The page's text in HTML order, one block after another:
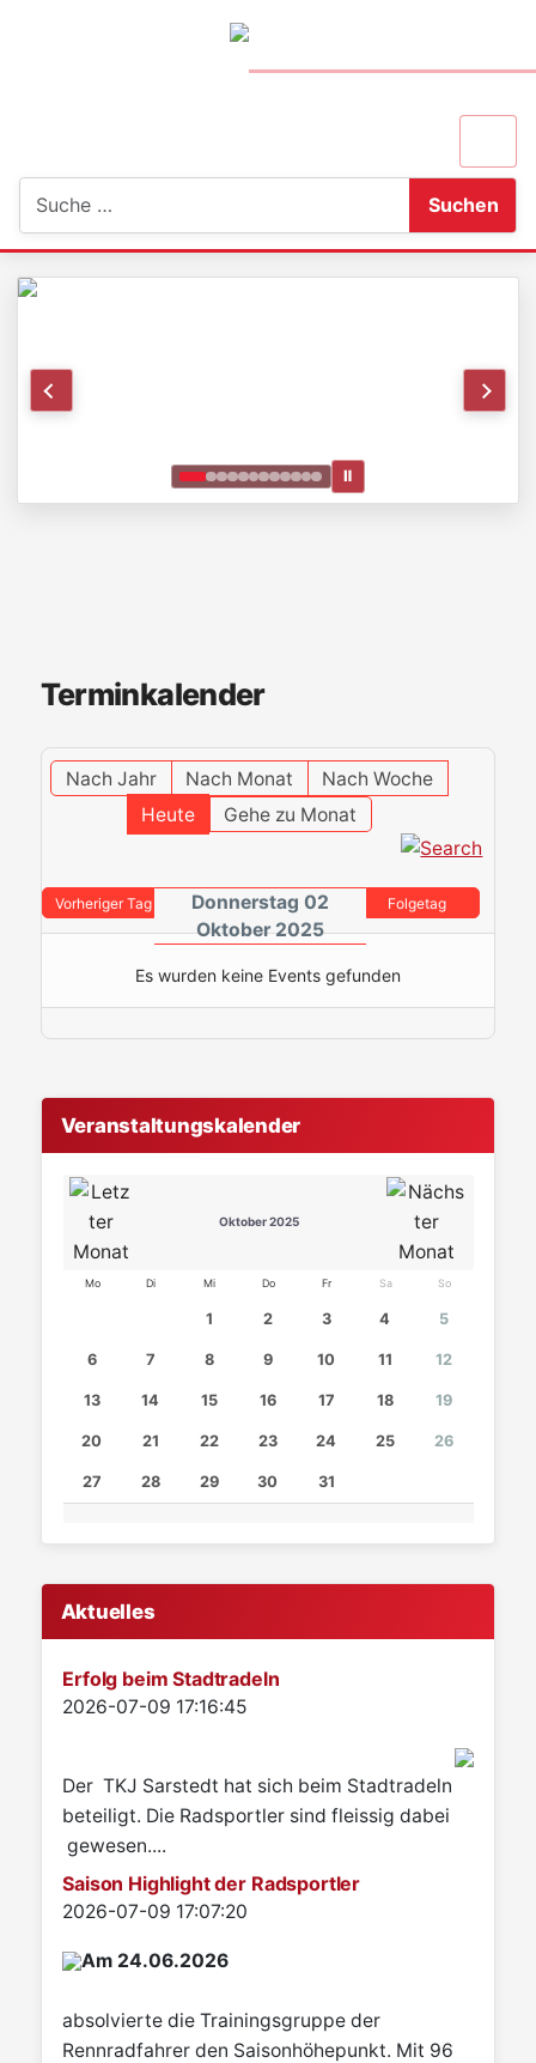
Suchen
Ⅱ
Terminkalender
Nach Jahr Nach Monat
Nach Woche
Heute
Gehe zu Monat
Vorheriger Tag
Donnerstag 02
Oktober 2025
Folgetag
Es wurden keine Events gefunden
Veranstaltungskalender
Oktober 2025
Mo Di Mi Do Fr Sa So
1 2 3 4 5
6 7 8 9 10 11 12
13 14 15 16 17 18 19
20 21 22 23 24 25 26
27 28 29 30 31
Aktuelles
Erfolg beim Stadtradeln
Details
2026-07-09 17:16:45
Der TKJ Sarstedt hat sich beim Stadtradeln
beteiligt. Die Radsportler sind fleissig dabei
gewesen....
Saison Highlight der Radsportler
Details
2026-07-09 17:07:20
Am 24.06.2026
absolvierte die Trainingsgruppe der
Rennradfahrer den Saisonhöhepunkt. Mit 96